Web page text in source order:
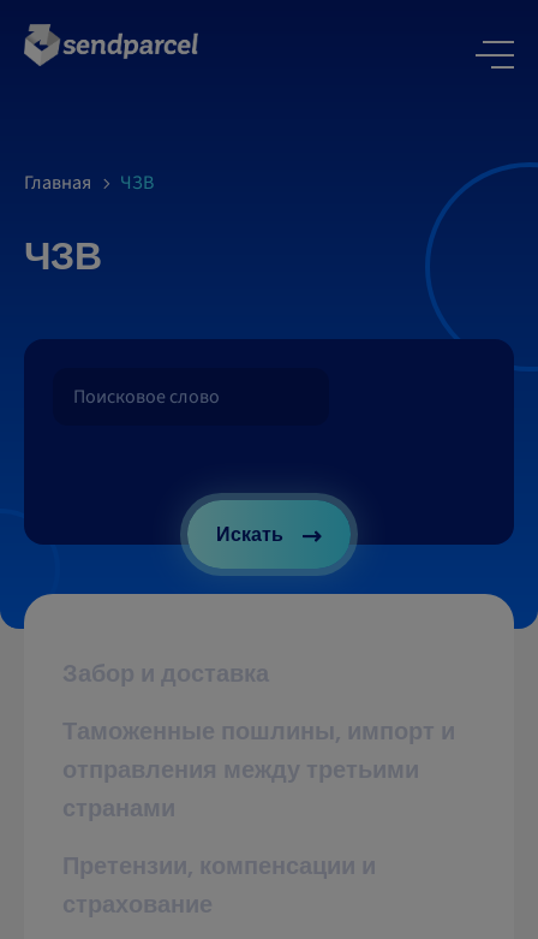
Главная ЧЗВ
ЧЗВ
Искать
Забор и доставка
Таможенные пошлины, импорт и
отправления между третьими
странами
Претензии, компенсации и
страхование